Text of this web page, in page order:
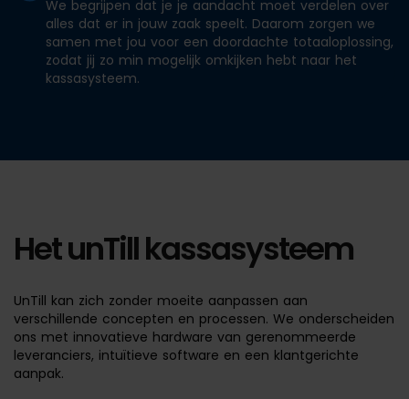
We begrijpen dat je je aandacht moet verdelen over
alles dat er in jouw zaak speelt. Daarom zorgen we
samen met jou voor een doordachte totaaloplossing,
zodat jij zo min mogelijk omkijken hebt naar het
kassasysteem.
Het unTill kassasysteem
UnTill kan zich zonder moeite aanpassen aan
verschillende concepten en processen. We onderscheiden
ons met innovatieve hardware van gerenommeerde
leveranciers, intuïtieve software en een klantgerichte
aanpak.